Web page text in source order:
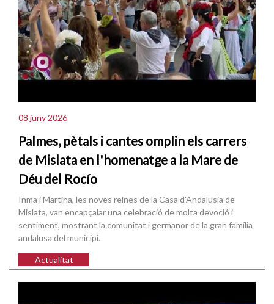
08 juny 2026
Palmes, pètals i cantes omplin els carrers
de Mislata en l'homenatge a la Mare de
Déu del Rocío
Inma i Martina, les noves reines de la Casa d'Andalusia de
Mislata, van encapçalar una celebració de molta devoció i
sentiment, mostrant la comunitat i germanor de la gran família
andalusa del municipi.
Actualitat